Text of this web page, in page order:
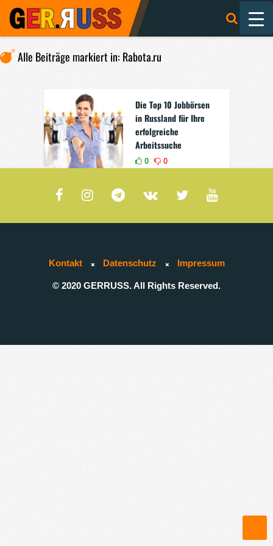
Alle Beiträge markiert in: Rabota.ru
Die Top 10 Jobbörsen
in Russland für Ihre
erfolgreiche
Arbeitssuche
0 0
Kontakt Datenschutz Impressum
© 2020 GERRUSS. All Rights Reserved.